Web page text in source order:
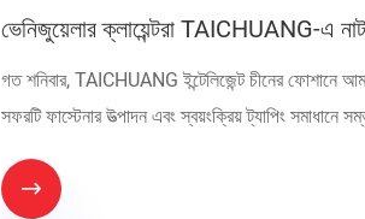
ভেনিজুয়েলার ক্লায়েন্টরা TAICHUANG-এ
গত শনিবার, TAICHUANG ইন্টেলিজেন্ট চীনের ফোশানে
সফরটি ফাস্টেনার উত্পাদন এবং স্বয়ংক্রিয় ট্যাপিং
